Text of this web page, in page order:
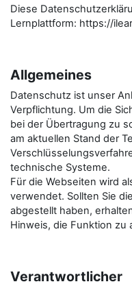
Diese
Lernplattform: https://
Allgemeines
Datenschutz ist unser
Verpflichtung. Um die
bei der Übertragung zu
am aktuellen Stand der
technische Systeme.
Für die Webseiten wird
verwendet. Sollten Sie
abgestellt haben,
Hinweis, die Funktion zu
Verantwortlicher